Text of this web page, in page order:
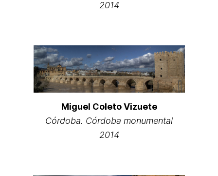
2014
Miguel Coleto Vizuete
Córdoba. Córdoba monumental
2014